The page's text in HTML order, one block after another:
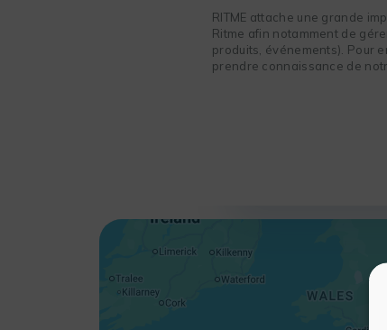
RITME attache une grande
Ritme afin notamment de
produits, événements). Pour
prendre connaissance de